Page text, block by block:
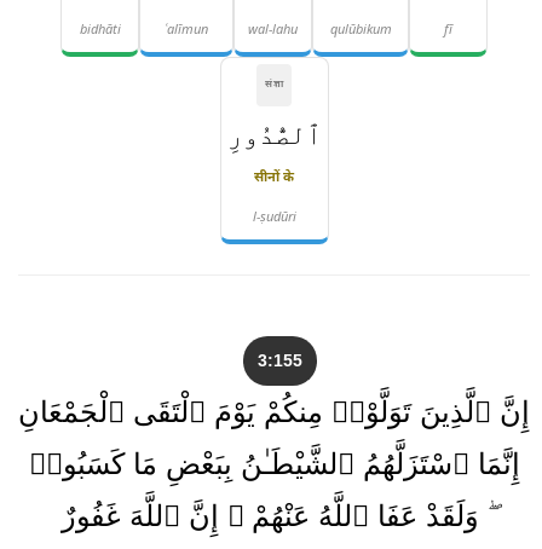
fī
qulūbikum
wal-lahu
ʿalīmun
bidhāti
संज्ञा
ٱلصُّدُورِ
सीनों के
l-ṣudūri
3:155
إِنَّ ٱلَّذِينَ تَوَلَّوْا۟ مِنكُمْ يَوْمَ ٱلْتَقَى ٱلْجَمْعَانِ
إِنَّمَا ٱسْتَزَلَّهُمُ ٱلشَّيْطَـٰنُ بِبَعْضِ مَا كَسَبُوا۟
ۖ وَلَقَدْ عَفَا ٱللَّهُ عَنْهُمْ ۗ إِنَّ ٱللَّهَ غَفُورٌ